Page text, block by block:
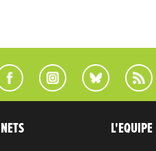
L'EQUIPE